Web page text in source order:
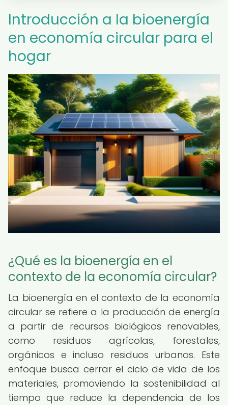
Introducción a la bioenergía
en economía circular para el
hogar
¿Qué es la bioenergía en el
contexto de la economía circular?
La bioenergía en el contexto de la economía
circular se refiere a la producción de energía
a partir de recursos biológicos renovables,
como residuos agrícolas, forestales,
orgánicos e incluso residuos urbanos. Este
enfoque busca cerrar el ciclo de vida de los
materiales, promoviendo la sostenibilidad al
tiempo que reduce la dependencia de los